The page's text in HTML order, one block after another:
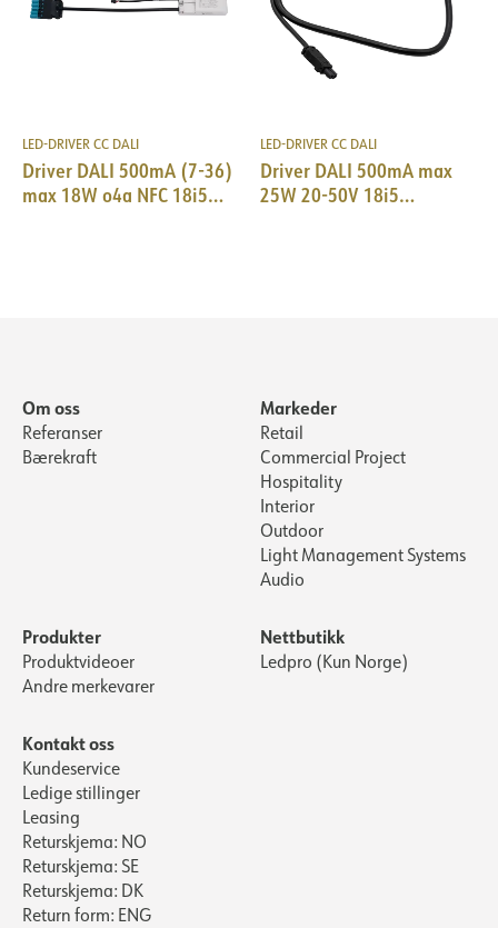
LED-DRIVER CC DALI
Driver DALI 500mA (7-36)
max 18W o4a NFC 18i5
LED-DRIVER CC DALI
Driver DALI 500mA max
25W 20-50V 18i5
Om oss
Referanser
Bærekraft
Markeder
Retail
Commercial Project
Hospitality
Interior
Outdoor
Light Management Systems
Audio
Produkter
Produktvideoer
Andre merkevarer
Nettbutikk
Ledpro (Kun Norge)
Kontakt oss
Kundeservice
Ledige stillinger
Leasing
Returskjema: NO
Returskjema: SE
Returskjema: DK
Return form: ENG